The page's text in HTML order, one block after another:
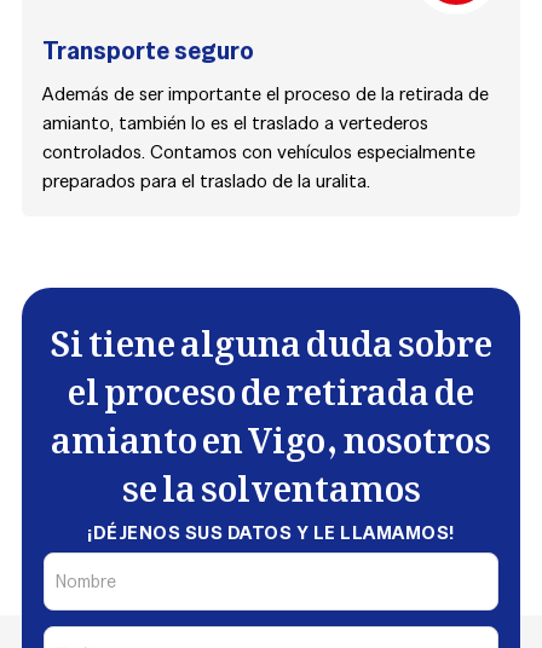
Transporte seguro
Además de ser importante el proceso de la retirada de
amianto, también lo es el traslado a vertederos
controlados. Contamos con vehículos especialmente
preparados para el traslado de la uralita.
Si tiene alguna duda sobre
el proceso de retirada de
amianto en Vigo, nosotros
se la solventamos
¡DÉJENOS SUS DATOS Y LE LLAMAMOS!